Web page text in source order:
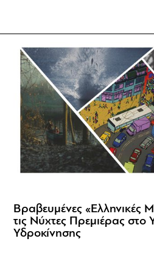
Βραβευμένες «Ελληνικές
τις Νύχτες Πρεμιέρας στο
Υδροκίνησης